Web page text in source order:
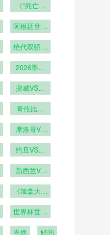
与足球”狂
期间酒吧消
300%？》
《“死亡之
48队分组
阿根廷世界
绝代双骄刷
2026墨美
场馆混合用
衣室动线设
挪威VS塞
VS塞内加
哥伦比亚
伦比亚VS
摩洛哥VS
VS海地直
约旦VS阿
播约旦VS
在线直播
新西兰VS
VS埃及直
《加拿大球
对”：零下
世界杯世界
主表现
当然 好的